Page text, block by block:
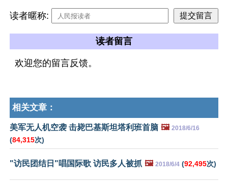
读者暱称:
读者留言
欢迎您的留言反馈。
相关文章：
美军无人机空袭 击毙巴基斯坦塔利班首脑 🖼️ 2018/6/16
(84,315次)
"访民团结日"唱国际歌 访民多人被抓 🖼️ 2018/6/4 (92,495次)